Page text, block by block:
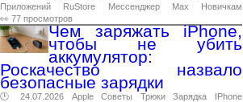
Приложений
RuStore Мессенджер Max
Новичкам
👀 77 просмотров
Чем заряжать iPhone,
чтобы не убить
аккумулятор:
Роскачество назвало
безопасные зарядки
🕑 24.07.2026 Apple Советы Трюки Зарядка
IPhone